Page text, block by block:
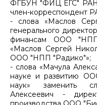
ФГБУН "ФИЦ ЕГС" РАН,
член-корреспондент
- слова «Маслов
генерального
финансам ООО "НПП
«Маслов Сергей
ООО "НПП "Радико"»;
- слова «Мачула
науке и развитию
наук» заменить
Алексеевич -